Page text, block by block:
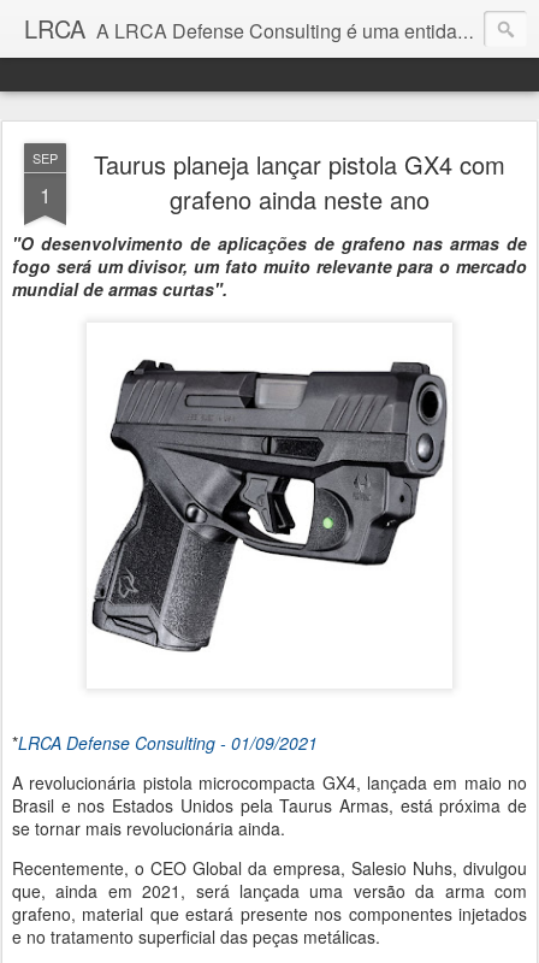
LRCA A LRCA Defense Consulting é uma entidade sem fins lucrativos que se dedica a produzir e divulgar notícias e análises sobre as Empresas de Defesa. Não somos jornalistas e nem este é um blog jornalístico.
SEP
1
Taurus planeja lançar pistola GX4 com
grafeno ainda neste ano
"O desenvolvimento de aplicações de grafeno nas armas de
fogo será um divisor, um fato muito relevante para o mercado
mundial de armas curtas".
*LRCA Defense Consulting - 01/09/2021
A revolucionária pistola microcompacta GX4, lançada em maio no
Brasil e nos Estados Unidos pela Taurus Armas, está próxima de
se tornar mais revolucionária ainda.
Recentemente, o CEO Global da empresa, Salesio Nuhs, divulgou
que, ainda em 2021, será lançada uma versão da arma com
grafeno, material que estará presente nos componentes injetados
e no tratamento superficial das peças metálicas.